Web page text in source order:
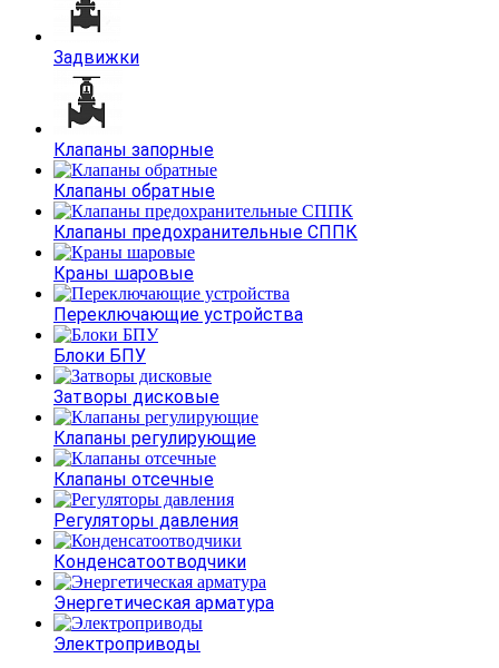
Задвижки
Клапаны запорные
Клапаны обратные
Клапаны предохранительные СППК
Краны шаровые
Переключающие устройства
Блоки БПУ
Затворы дисковые
Клапаны регулирующие
Клапаны отсечные
Регуляторы давления
Конденсатоотводчики
Энергетическая арматура
Электроприводы